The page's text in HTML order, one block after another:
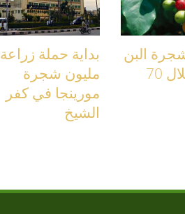
البن
العربي خلال 70
بداية حملة زراعة
مليون شجرة
مورينجا في كفر
الشيخ